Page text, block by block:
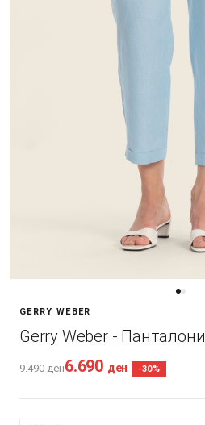
GERRY WEBER
Gerry Weber - Панталони
9.490ден6.690 ден -30%